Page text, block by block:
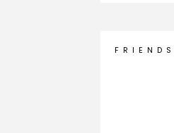
F R I E N D S